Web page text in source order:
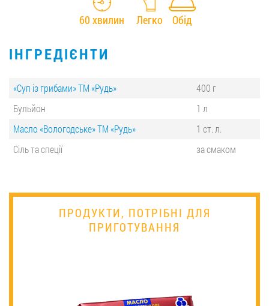
60 хвилин Легко Обід
ІНГРЕДІЄНТИ
«Суп із грибами» ТМ «Рудь»
400 г
Бульйон
1 л
Масло «Вологодське» ТМ «Рудь»
1 ст. л.
Сіль та спеції
за смаком
ПРОДУКТИ, ПОТРІБНІ ДЛЯ
ПРИГОТУВАННЯ